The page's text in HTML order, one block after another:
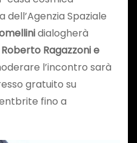
dell’Agenzia Spaziale
dialogherà
Ragazzoni e
l’incontro sarà
gratuito su
fino a